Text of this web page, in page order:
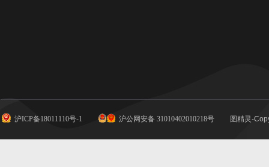
沪ICP备18011110号-1 沪公网安备 31010402010218号 图精灵-